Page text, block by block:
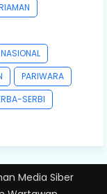
NASIONAL
PARIWARA
SERBI
Media Siber